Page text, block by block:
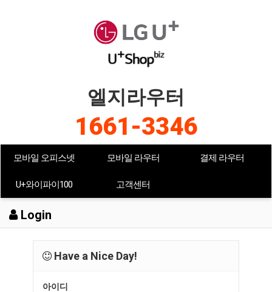
엘지라우터
1661-3346
모바일 오피스넷 모바일 라우터 결제 라우터
U+와이파이100 고객센터
Login
Have a Nice Day!
아이디